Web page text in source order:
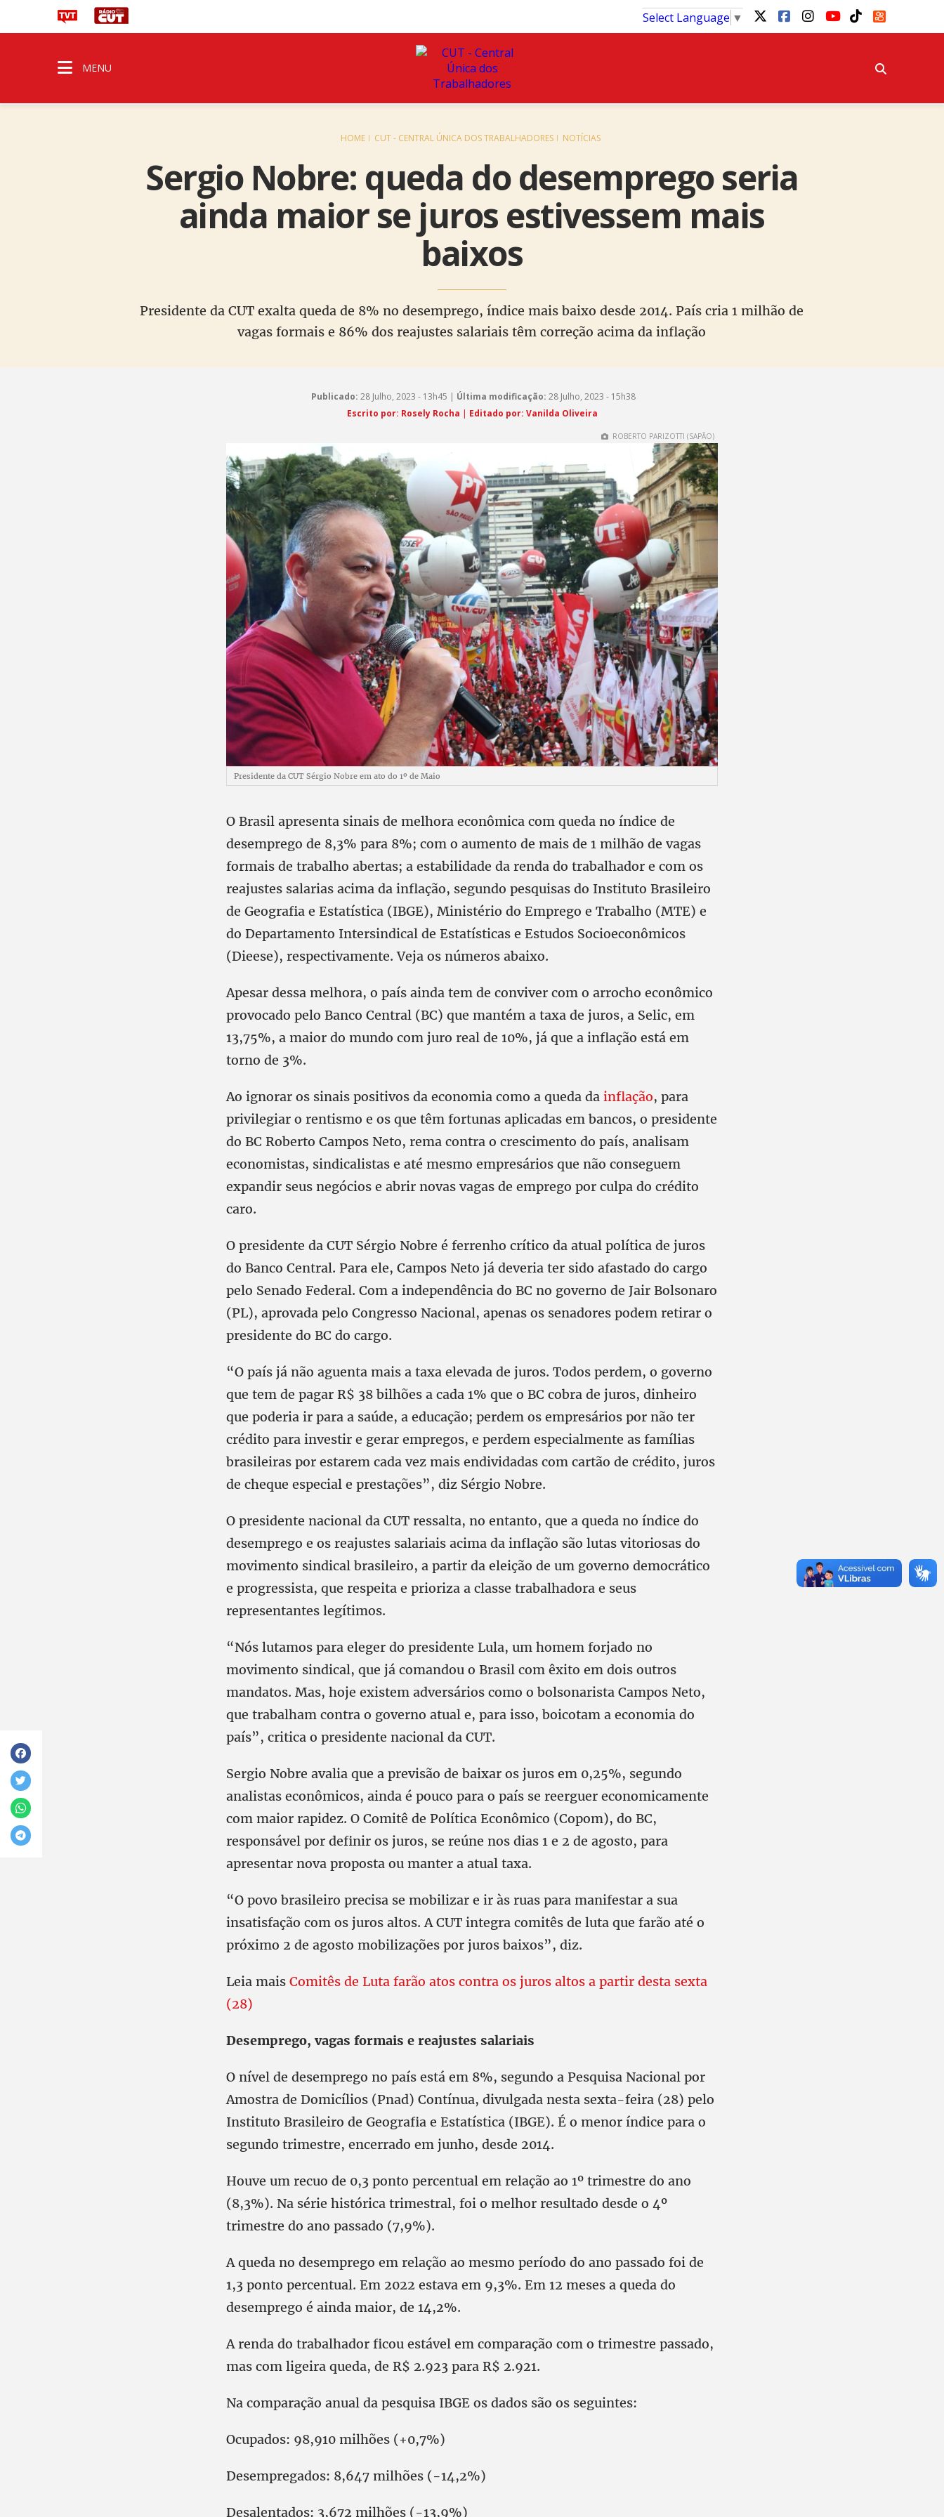
Select Language ▼
MENU
HOME CUT - CENTRAL ÚNICA DOS TRABALHADORES NOTÍCIAS
Sergio Nobre: queda do desemprego seria
ainda maior se juros estivessem mais
baixos
Presidente da CUT exalta queda de 8% no desemprego, índice mais baixo desde 2014. País cria 1 milhão de
vagas formais e 86% dos reajustes salariais têm correção acima da inflação
Publicado: 28 Julho, 2023 - 13h45 | Última modificação: 28 Julho, 2023 - 15h38
Escrito por: Rosely Rocha | Editado por: Vanilda Oliveira
ROBERTO PARIZOTTI (SAPÃO)
Presidente da CUT Sérgio Nobre em ato do 1º de Maio
O Brasil apresenta sinais de melhora econômica com queda no índice de
desemprego de 8,3% para 8%; com o aumento de mais de 1 milhão de vagas
formais de trabalho abertas; a estabilidade da renda do trabalhador e com os
reajustes salarias acima da inflação, segundo pesquisas do Instituto Brasileiro
de Geografia e Estatística (IBGE), Ministério do Emprego e Trabalho (MTE) e
do Departamento Intersindical de Estatísticas e Estudos Socioeconômicos
(Dieese), respectivamente. Veja os números abaixo.
Apesar dessa melhora, o país ainda tem de conviver com o arrocho econômico
provocado pelo Banco Central (BC) que mantém a taxa de juros, a Selic, em
13,75%, a maior do mundo com juro real de 10%, já que a inflação está em
torno de 3%.
Ao ignorar os sinais positivos da economia como a queda da inflação, para
privilegiar o rentismo e os que têm fortunas aplicadas em bancos, o presidente
do BC Roberto Campos Neto, rema contra o crescimento do país, analisam
economistas, sindicalistas e até mesmo empresários que não conseguem
expandir seus negócios e abrir novas vagas de emprego por culpa do crédito
caro.
O presidente da CUT Sérgio Nobre é ferrenho crítico da atual política de juros
do Banco Central. Para ele, Campos Neto já deveria ter sido afastado do cargo
pelo Senado Federal. Com a independência do BC no governo de Jair Bolsonaro
(PL), aprovada pelo Congresso Nacional, apenas os senadores podem retirar o
presidente do BC do cargo.
“O país já não aguenta mais a taxa elevada de juros. Todos perdem, o governo
que tem de pagar R$ 38 bilhões a cada 1% que o BC cobra de juros, dinheiro
que poderia ir para a saúde, a educação; perdem os empresários por não ter
crédito para investir e gerar empregos, e perdem especialmente as famílias
brasileiras por estarem cada vez mais endividadas com cartão de crédito, juros
de cheque especial e prestações”, diz Sérgio Nobre.
O presidente nacional da CUT ressalta, no entanto, que a queda no índice do
desemprego e os reajustes salariais acima da inflação são lutas vitoriosas do
movimento sindical brasileiro, a partir da eleição de um governo democrático
e progressista, que respeita e prioriza a classe trabalhadora e seus
representantes legítimos.
“Nós lutamos para eleger do presidente Lula, um homem forjado no
movimento sindical, que já comandou o Brasil com êxito em dois outros
mandatos. Mas, hoje existem adversários como o bolsonarista Campos Neto,
que trabalham contra o governo atual e, para isso, boicotam a economia do
país”, critica o presidente nacional da CUT.
Sergio Nobre avalia que a previsão de baixar os juros em 0,25%, segundo
analistas econômicos, ainda é pouco para o país se reerguer economicamente
com maior rapidez. O Comitê de Política Econômico (Copom), do BC,
responsável por definir os juros, se reúne nos dias 1 e 2 de agosto, para
apresentar nova proposta ou manter a atual taxa.
“O povo brasileiro precisa se mobilizar e ir às ruas para manifestar a sua
insatisfação com os juros altos. A CUT integra comitês de luta que farão até o
próximo 2 de agosto mobilizações por juros baixos”, diz.
Leia mais Comitês de Luta farão atos contra os juros altos a partir desta sexta
(28)
Desemprego, vagas formais e reajustes salariais
O nível de desemprego no país está em 8%, segundo a Pesquisa Nacional por
Amostra de Domicílios (Pnad) Contínua, divulgada nesta sexta-feira (28) pelo
Instituto Brasileiro de Geografia e Estatística (IBGE). É o menor índice para o
segundo trimestre, encerrado em junho, desde 2014.
Houve um recuo de 0,3 ponto percentual em relação ao 1º trimestre do ano
(8,3%). Na série histórica trimestral, foi o melhor resultado desde o 4º
trimestre do ano passado (7,9%).
A queda no desemprego em relação ao mesmo período do ano passado foi de
1,3 ponto percentual. Em 2022 estava em 9,3%. Em 12 meses a queda do
desemprego é ainda maior, de 14,2%.
A renda do trabalhador ficou estável em comparação com o trimestre passado,
mas com ligeira queda, de R$ 2.923 para R$ 2.921.
Na comparação anual da pesquisa IBGE os dados são os seguintes:
Ocupados: 98,910 milhões (+0,7%)
Desempregados: 8,647 milhões (-14,2%)
Desalentados: 3,672 milhões (-13,9%)